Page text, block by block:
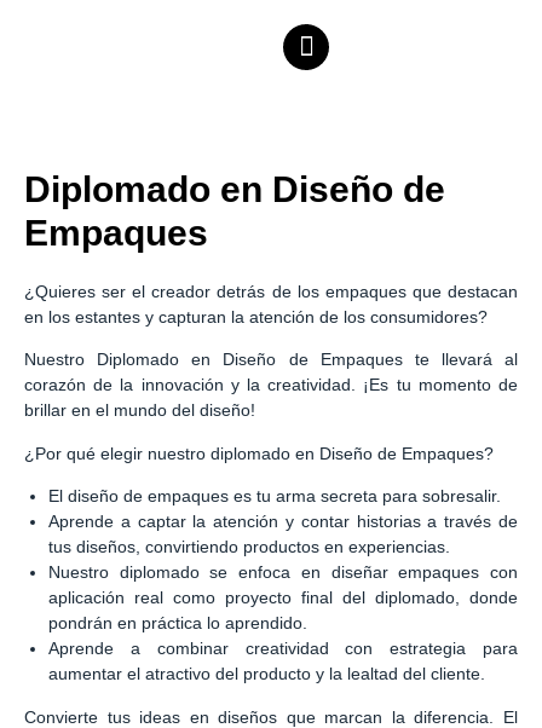
Diplomado en Diseño de
Empaques
¿Quieres ser el creador detrás de los empaques que destacan
en los estantes y capturan la atención de los consumidores?
Nuestro Diplomado en Diseño de Empaques te llevará al
corazón de la innovación y la creatividad. ¡Es tu momento de
brillar en el mundo del diseño!
¿Por qué elegir nuestro diplomado en Diseño de Empaques?
El diseño de empaques es tu arma secreta para sobresalir.
Aprende a captar la atención y contar historias a través de
tus diseños, convirtiendo productos en experiencias.
Nuestro diplomado se enfoca en diseñar empaques con
aplicación real como proyecto final del diplomado, donde
pondrán en práctica lo aprendido.
Aprende a combinar creatividad con estrategia para
aumentar el atractivo del producto y la lealtad del cliente.
Convierte tus ideas en diseños que marcan la diferencia. El